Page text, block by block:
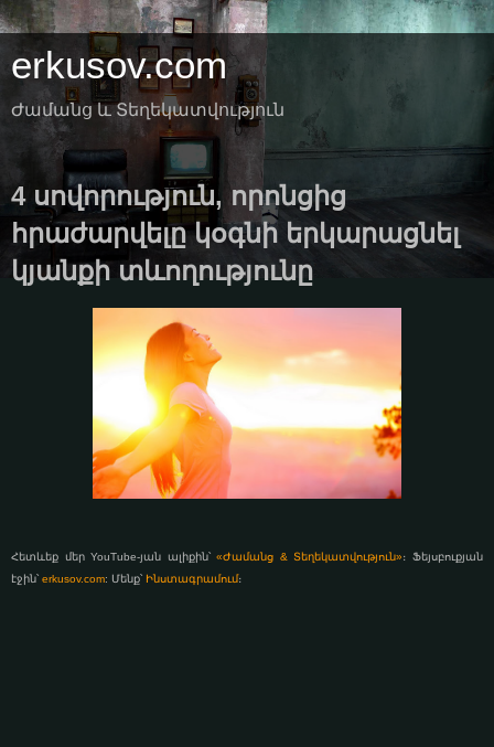
erkusov.com
Ժամանց և Տեղեկատվություն
4 սովորություն, որոնցից
հրաժարվելը կօգնի երկարացնել
կյանքի տևողությունը
Հետևեք մեր YouTube-յան ալիքին՝«Ժամանց & Տեղեկատվություն»։ Ֆեյսբուքյան
էջին՝ erkusov.com: Մենք՝ Ինստագրամում։